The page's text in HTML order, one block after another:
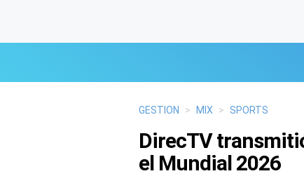
GESTION > MIX > SPORTS
DirecTV
el Mundial 2026